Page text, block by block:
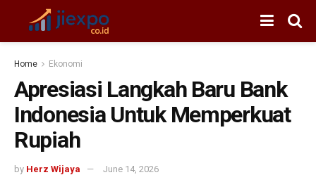
Home Ekonomi
Apresiasi Langkah Baru Bank
Indonesia Untuk Memperkuat
Rupiah
by Herz Wijaya June 14, 2026